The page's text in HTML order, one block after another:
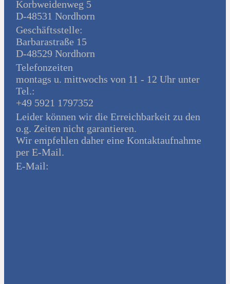
Korbweidenweg 5
D-48531 Nordhorn
Geschäftsstelle:
Barbarastraße 15
D-48529 Nordhorn
Telefonzeiten
montags u. mittwochs von 11 - 12 Uhr unter
Tel.:
+49 5921 1797352
Leider können wir die Erreichbarkeit zu den
o.g. Zeiten nicht garantieren.
Wir empfehlen daher eine Kontaktaufnahme
per E-Mail.
E-Mail: